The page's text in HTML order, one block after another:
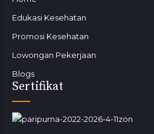
Edukasi Kesehatan
Promosi Kesehatan
Lowongan Pekerjaan
Blogs
Sertifikat